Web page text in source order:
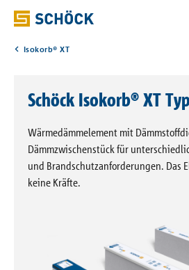
Anwendungen
Produkte
Digitale Lösungen
Luxembourg (LU) Deutsch
Isokorb® XT
Schöck Isokorb® XT
Wärmedämmelement mit
Dämmzwischenstück für
und Brandschutzanforderungen. Das
keine Kräfte.